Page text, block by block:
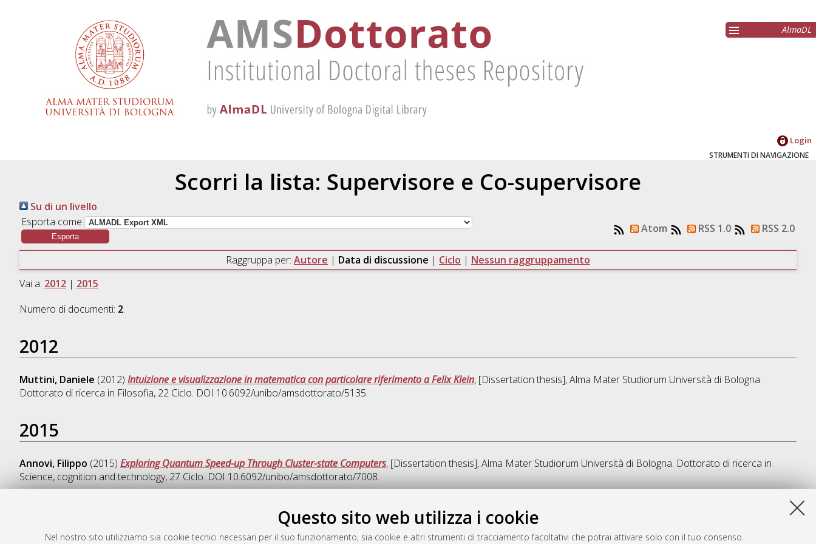
Questo sito web utilizza i cookie
Nel nostro sito utilizziamo sia cookie tecnici necessari per il suo funzionamento, sia cookie e altri strumenti di tracciamento facoltativi che potrai attivare solo con il tuo consenso.
AlmaDL
Login
STRUMENTI DI NAVIGAZIONE
Scorri la lista: Supervisore e Co-supervisore
Su di un livello
Esporta come
Atom RSS 1.0 RSS 2.0
Raggruppa per: Autore | Data di discussione | Ciclo | Nessun raggruppamento
Vai a: 2012| 2015
Numero di documenti: 2.
2012
Muttini, Daniele (2012) Intuizione e visualizzazione in matematica con particolare riferimento a Felix Klein, [Dissertation thesis], Alma Mater Studiorum Università di Bologna.
Dottorato di ricerca in Filosofia, 22 Ciclo. DOI 10.6092/unibo/amsdottorato/5135.
2015
Annovi, Filippo (2015) Exploring Quantum Speed-up Through Cluster-state Computers, [Dissertation thesis], Alma Mater Studiorum Università di Bologna. Dottorato di ricerca in
Science, cognition and technology, 27 Ciclo. DOI 10.6092/unibo/amsdottorato/7008.
Questa lista e' stata generata il Thu Aug 6 20:47:00 2026 CEST.
AMS Dottorato